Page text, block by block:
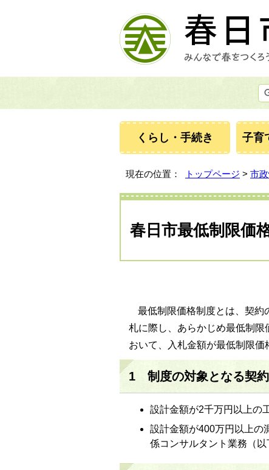
くらし・手続き 子育
現在の位置： トップページ > 市
春日市最低制限価
最低制限価格制度とは、契約
札に際し、あらかじめ最低制
おいて、入札金額が最低制限価
1 制度の対象となる契約
設計金額が2千万円以上の
設計金額が400万円以上の
係コンサルタント業務（